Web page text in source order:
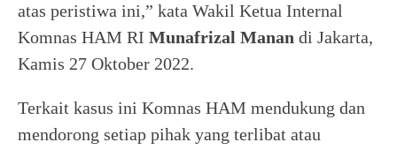
atas peristiwa ini,” kata Wakil Ketua Internal
Komnas HAM RI Munafrizal Manan di Jakarta,
Kamis 27 Oktober 2022.
Terkait kasus ini Komnas HAM mendukung dan
mendorong setiap pihak yang terlibat atau